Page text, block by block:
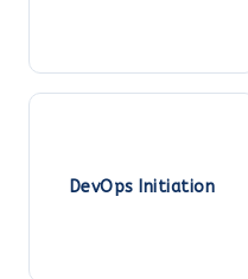
DevOps Initiation